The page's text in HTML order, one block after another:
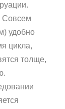
Совсем
удобно
цикла,
толще,